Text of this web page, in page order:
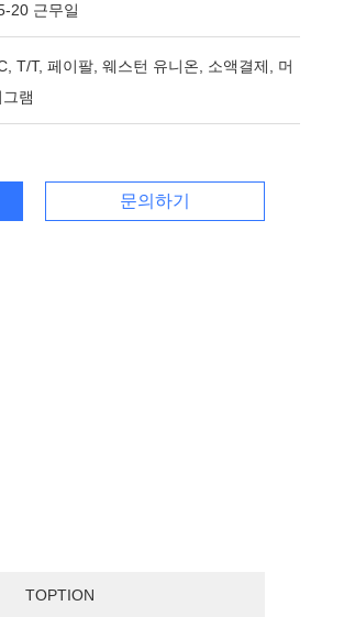
20 근무일
T/T, 페이팔, 웨스턴 유니온, 소액결제, 머
그램
문의하기
TOPTION